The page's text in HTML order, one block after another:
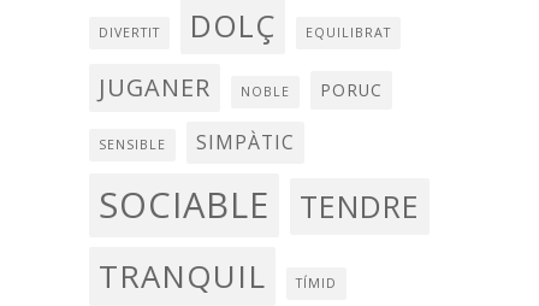
DIVERTIT DOLÇ EQUILIBRAT
JUGANER NOBLE PORUC
SENSIBLE SIMPÀTIC
SOCIABLE TENDRE
TRANQUIL TÍMID